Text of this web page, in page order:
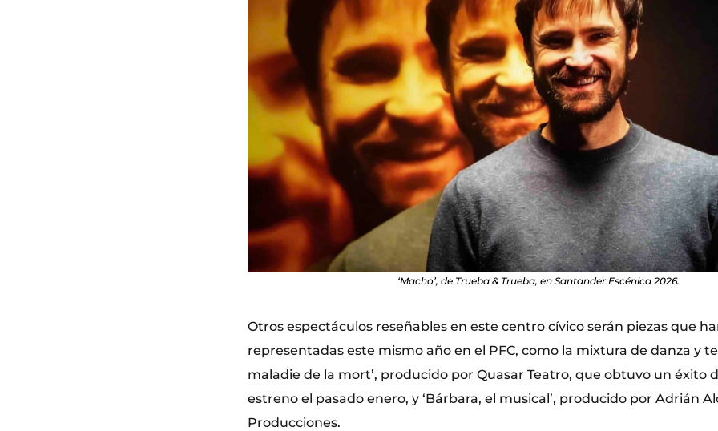
‘Macho’, de Trueba & Trueba, en Santander Escénica 2026.
Otros espectáculos reseñables en este centro cívico serán piezas que
representadas este mismo año en el PFC, como la mixtura de danza y
maladie de la mort’, producido por Quasar Teatro, que obtuvo un éxito
estreno el pasado enero, y ‘Bárbara, el musical’, producido por Adrián
Producciones.